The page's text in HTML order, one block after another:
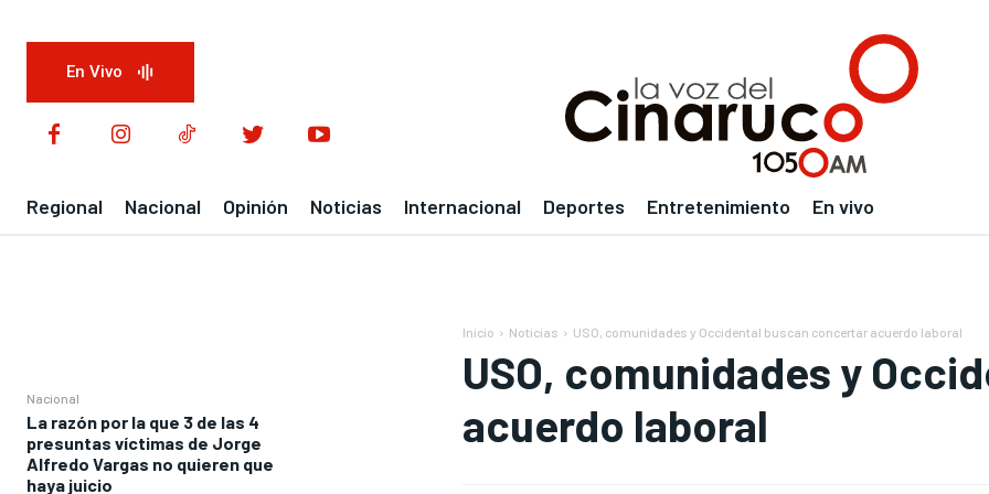
En Vivo
Regional Nacional Opinión Noticias Internacional Deportes Entretenimiento En vivo
Nacional
La razón por la que 3 de las 4
presuntas víctimas de Jorge
Alfredo Vargas no quieren que
haya juicio
Inicio Noticias USO, comunidades y Occidental buscan concertar acuerdo laboral
USO, comunidades y
acuerdo laboral